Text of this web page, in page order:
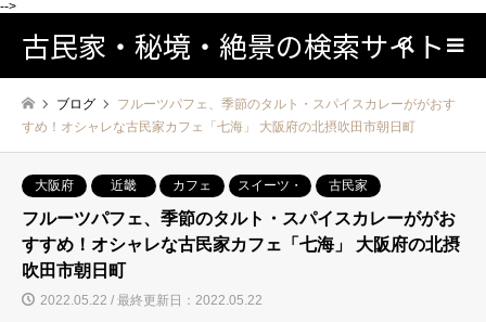
-->
古民家・秘境・絶景の検索サイト検索
ブログ
フルーツパフェ、季節のタルト・スパイスカレーががおす
すめ！オシャレな古民家カフェ「七海」 大阪府の北摂吹田市朝日町
大阪府 近畿 カフェ スイーツ・ 古民家
フルーツパフェ、季節のタルト・スパイスカレーががお
すすめ！オシャレな古民家カフェ「七海」 大阪府の北摂
吹田市朝日町
2022.05.22 / 最終更新日：2022.05.22